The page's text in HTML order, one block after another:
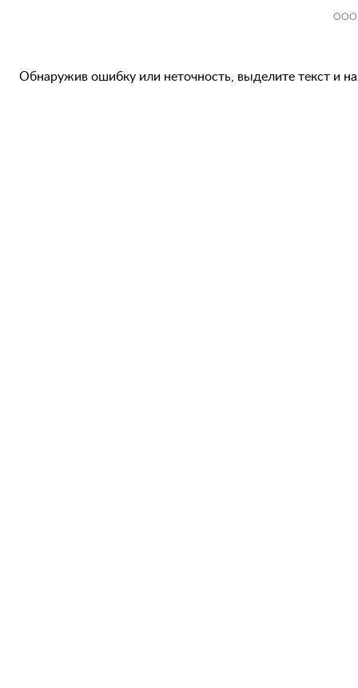
ООО
Обнаружив ошибку или неточность, выделите текст и